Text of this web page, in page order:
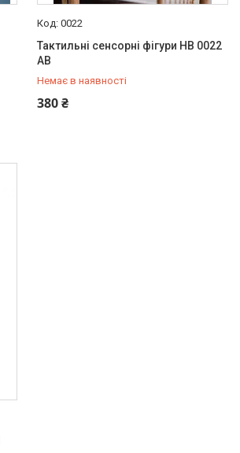
0022
Тактильні сенсорні фігури HB 0022
AB
Немає в наявності
380 ₴
+380 (97) 778-20-70